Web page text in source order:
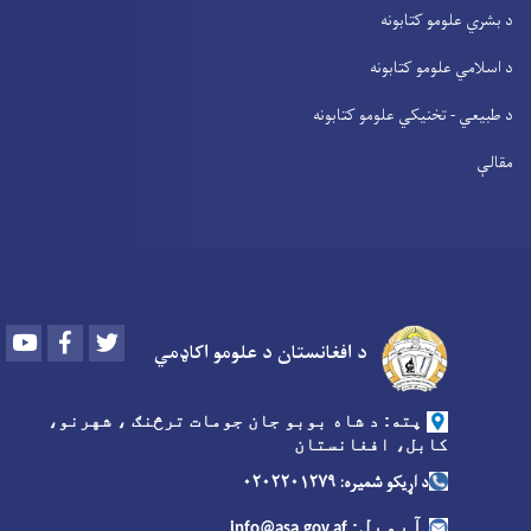
د بشري علومو کتابونه
د اسلامي علومو کتابونه
د طبیعي - تخنیکي علومو کتابونه
مقالې
د افغانستان د علومو اکاډمي Youtube Facebook
پته: د شاه بوبو جان جومات ترڅنګ ، شهرنو،
کابل، افغانستان
د اړیکو شمیره: ۰۲۰۲۲۰۱۲۷۹
آیمیل: